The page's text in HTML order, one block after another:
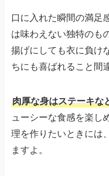
口に入れた瞬間の満足
は味わえない独特のも
揚げにしても衣に負け
ちにも喜ばれること間
肉厚な身はステーキな
ューシーな食感を楽し
理を作りたいときには
ますよ。